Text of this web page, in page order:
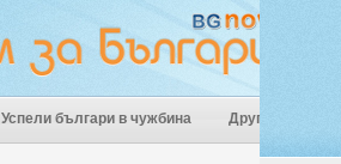
Успели българи в чужбина Други